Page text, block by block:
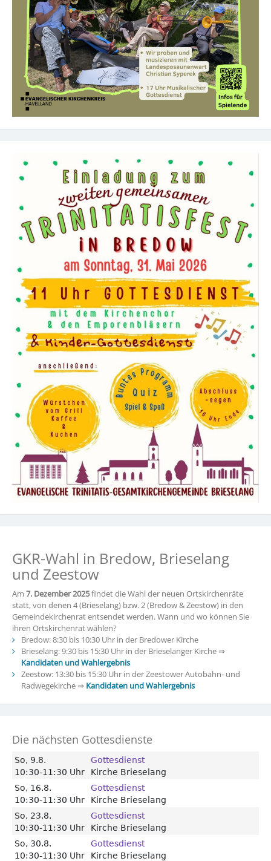
GKR-Wahl in Bredow, Brieselang
und Zeestow
Am 7. Dezember 2025findet die Wahl der neuen Ortskirchenräte
statt, von denen 4 (Brieselang) bzw. 2 (Bredow & Zeestow) in den
Gemeindekirchenrat entsendet werden. Wann und wo können Sie
ihren Ortskirchenrat wählen?
Bredow: 8:30 bis 10:30 Uhr in der Bredower Kirche
Brieselang: 9:30 bis 15:30 Uhr in der Brieselanger Kirche ⇒
Kandidaten und Wahlergebnis
Zeestow: 13:30 bis 15:30 Uhr in der Zeestower Autobahn- und
Radwegekirche ⇒ Kandidaten und Wahlergebnis
Die nächsten Gottesdienste